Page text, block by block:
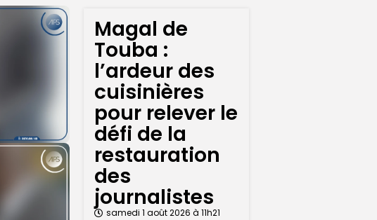
Magal de
Touba :
l’ardeur des
cuisinières
pour relever le
défi de la
restauration
des
journalistes
samedi 1 août 2026 à 11h21